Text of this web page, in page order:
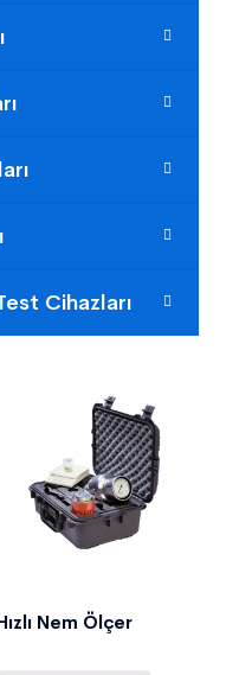
Cihazları
Nem Ölçer